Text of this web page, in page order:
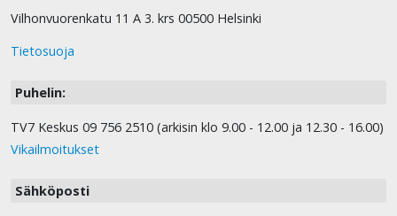
Vilhonvuorenkatu 11 A 3. krs 00500 Helsinki
Tietosuoja
Puhelin:
TV7 Keskus 09 756 2510 (arkisin klo 9.00 - 12.00 ja 12.30 - 16.00)
Vikailmoitukset
Sähköposti